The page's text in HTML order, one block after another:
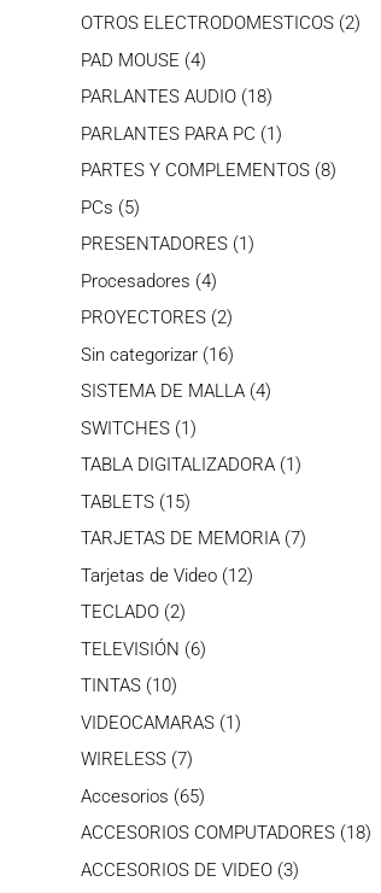
producto
OTROS ELECTRODOMESTICOS 22
PAD MOUSE 44
productos
PARLANTES AUDIO 1818
productos
PARLANTES PARA PC 11
producto
PARTES Y COMPLEMENTOS 88
PCs 55
productos
PRESENTADORES 11
Procesadores 44
productos
PROYECTORES 22
productos
Sin categorizar 1616
productos
SISTEMA DE MALLA 44
SWITCHES 11
producto
TABLA DIGITALIZADORA 11
TABLETS 1515
productos
TARJETAS DE MEMORIA 77
Tarjetas de Video 1212
TECLADO 22
productos
TELEVISIÓN 66
TINTAS 1010
productos
VIDEOCAMARAS 11
WIRELESS 77
productos
Accesorios 6565
productos
ACCESORIOS COMPUTADORES 1818
ACCESORIOS DE VIDEO 33